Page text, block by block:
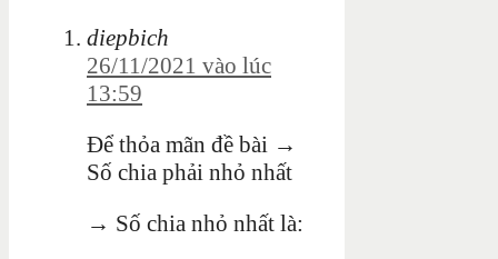
diepbich
26/11/2021 vào lúc
13:59
Để thỏa mãn đề bài →
Số chia phải nhỏ nhất
→ Số chia nhỏ nhất là: